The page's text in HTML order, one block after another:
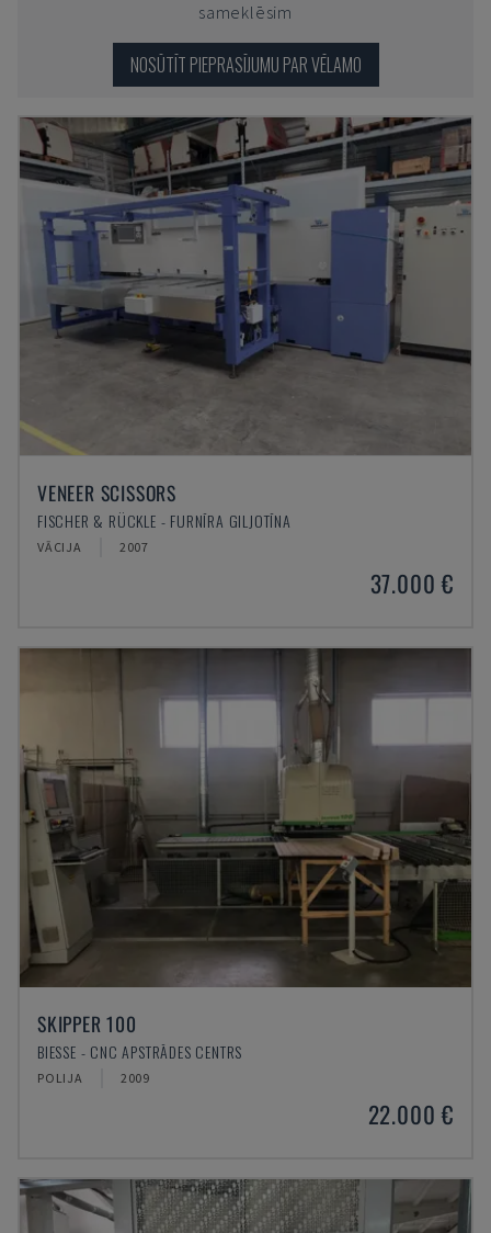
sameklēsim
NOSŪTĪT PIEPRASĪJUMU PAR VĒLAMO
VENEER SCISSORS
FISCHER & RÜCKLE - FURNĪRA GILJOTĪNA
VĀCIJA 2007
37.000 €
SKIPPER 100
BIESSE - CNC APSTRĀDES CENTRS
POLIJA 2009
22.000 €